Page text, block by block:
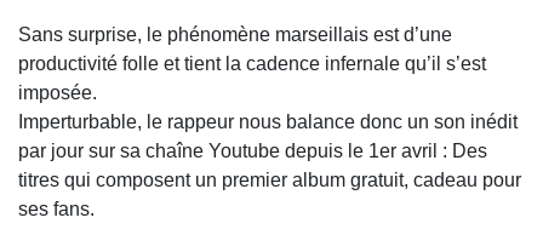
Sans surprise, le phénomène marseillais est d’une
productivité folle et tient la cadence infernale qu’il s’est
imposée.
Imperturbable, le rappeur nous balance donc un son inédit
par jour sur sa chaîne Youtube depuis le 1er avril : Des
titres qui composent un premier album gratuit, cadeau pour
ses fans.